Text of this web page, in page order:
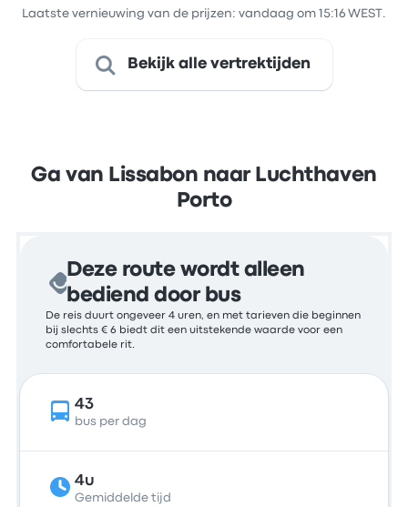
Laatste vernieuwing van de prijzen: vandaag om 15:16 WEST.
Bekijk alle vertrektijden
Ga van Lissabon naar Luchthaven
Porto
Deze route wordt alleen
bediend door bus
De reis duurt ongeveer 4 uren, en met tarieven die beginnen
bij slechts € 6 biedt dit een uitstekende waarde voor een
comfortabele rit.
43
bus per dag
4u
Gemiddelde tijd